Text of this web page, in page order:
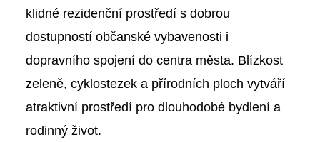
klidné rezidenční prostředí s dobrou
dostupností občanské vybavenosti i
dopravního spojení do centra města. Blízkost
zeleně, cyklostezek a přírodních ploch vytváří
atraktivní prostředí pro dlouhodobé bydlení a
rodinný život.